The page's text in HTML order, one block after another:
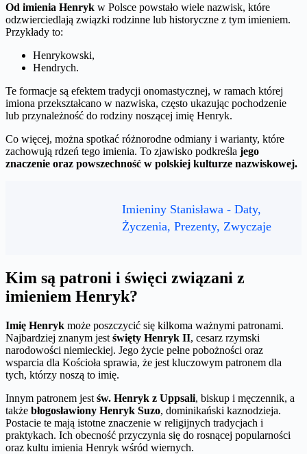
Od imienia Henryk w Polsce powstało wiele nazwisk, które
odzwierciedlają związki rodzinne lub historyczne z tym imieniem.
Przykłady to:
Henrykowski,
Hendrych.
Te formacje są efektem tradycji onomastycznej, w ramach której
imiona przekształcano w nazwiska, często ukazując pochodzenie
lub przynależność do rodziny noszącej imię Henryk.
Co więcej, można spotkać różnorodne odmiany i warianty, które
zachowują rdzeń tego imienia. To zjawisko podkreśla jego
znaczenie oraz powszechność w polskiej kulturze nazwiskowej.
Imieniny Stanisława - Daty,
Życzenia, Prezenty, Zwyczaje
Kim są patroni i święci związani z
imieniem Henryk?
Imię Henryk może poszczycić się kilkoma ważnymi patronami.
Najbardziej znanym jest święty Henryk II, cesarz rzymski
narodowości niemieckiej. Jego życie pełne pobożności oraz
wsparcia dla Kościoła sprawia, że jest kluczowym patronem dla
tych, którzy noszą to imię.
Innym patronem jest św. Henryk z Uppsali, biskup i męczennik, a
także błogosławiony Henryk Suzo, dominikański kaznodzieja.
Postacie te mają istotne znaczenie w religijnych tradycjach i
praktykach. Ich obecność przyczynia się do rosnącej popularności
oraz kultu imienia Henryk wśród wiernych.